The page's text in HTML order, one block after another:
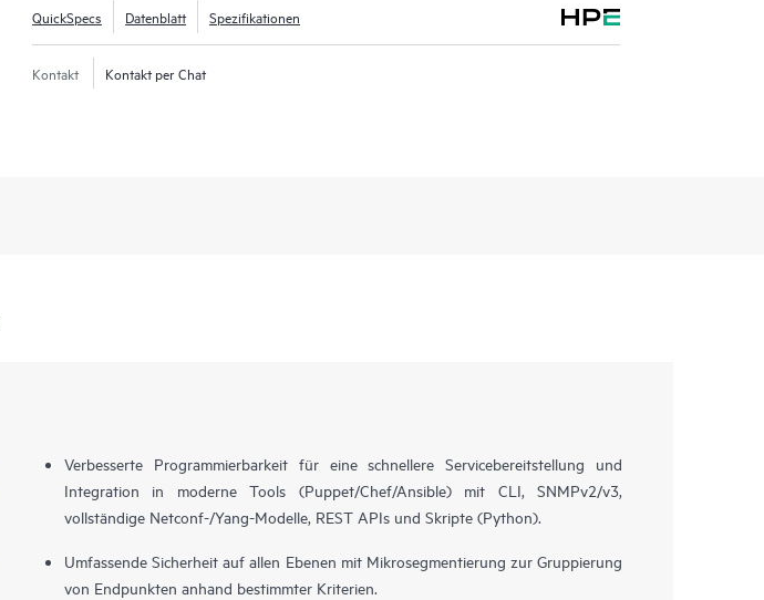
QuickSpecs Datenblatt Spezifikationen
Kontakt Kontakt per Chat
Verbesserte Programmierbarkeit für eine schnellere Servicebereitstellung und
Integration in moderne Tools (Puppet/Chef/Ansible) mit CLI, SNMPv2/v3,
vollständige Netconf-/Yang-Modelle, REST APIs und Skripte (Python).
Umfassende Sicherheit auf allen Ebenen mit Mikrosegmentierung zur Gruppierung
von Endpunkten anhand bestimmter Kriterien.